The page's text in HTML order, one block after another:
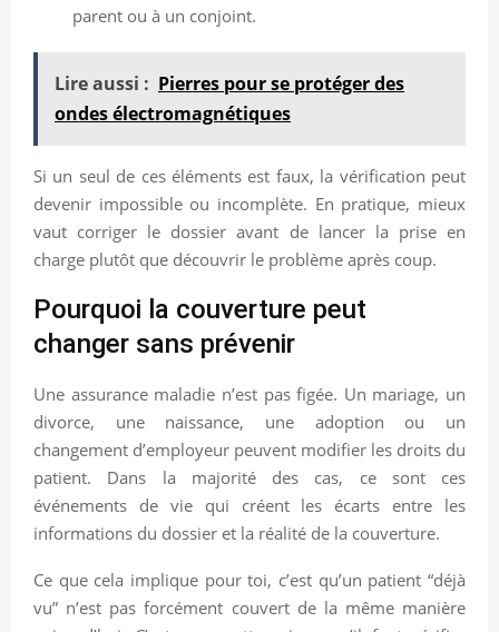
parent ou à un conjoint.
Lire aussi : Pierres pour se protéger des
ondes électromagnétiques
Si un seul de ces éléments est faux, la vérification peut
devenir impossible ou incomplète. En pratique, mieux
vaut corriger le dossier avant de lancer la prise en
charge plutôt que découvrir le problème après coup.
Pourquoi la couverture peut
changer sans prévenir
Une assurance maladie n’est pas figée. Un mariage, un
divorce, une naissance, une adoption ou un
changement d’employeur peuvent modifier les droits du
patient. Dans la majorité des cas, ce sont ces
événements de vie qui créent les écarts entre les
informations du dossier et la réalité de la couverture.
Ce que cela implique pour toi, c’est qu’un patient “déjà
vu” n’est pas forcément couvert de la même manière